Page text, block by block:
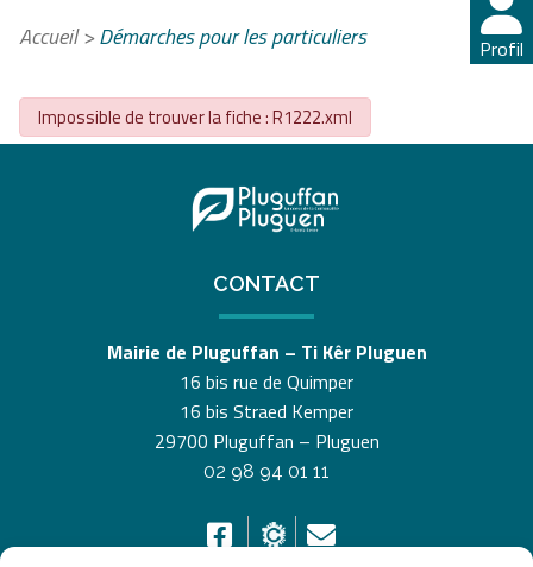
Profil
Accueil>Démarches pour les particuliers
Impossible de trouver la fiche : R1222.xml
CONTACT
Mairie de Pluguffan – Ti Kêr Pluguen
16 bis rue de Quimper
16 bis Straed Kemper
29700 Pluguffan – Pluguen
02 98 94 01 11